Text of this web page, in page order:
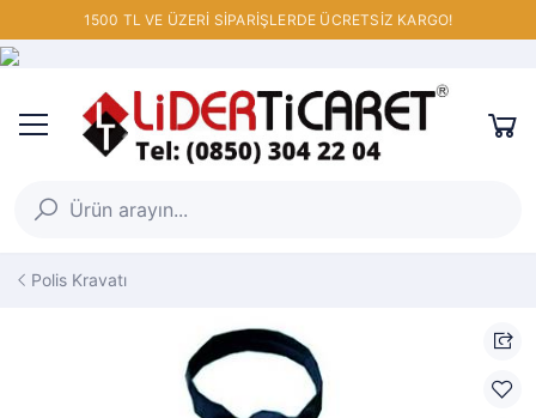
1500 TL VE ÜZERİ SİPARİŞLERDE ÜCRETSİZ KARGO!
Polis Kravatı